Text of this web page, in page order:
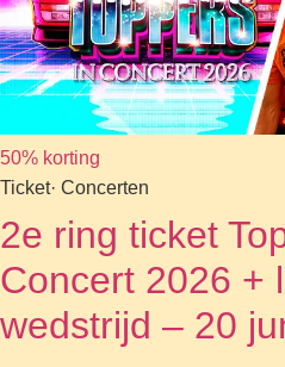
50% korting
Ticket· Concerten
2e ring ticket
Concert 2026 +
wedstrijd – 20